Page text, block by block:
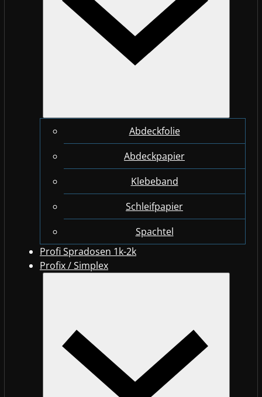
Abdeckfolie
Abdeckpapier
Klebeband
Schleifpapier
Spachtel
Profi Spradosen 1k-2k
Profix / Simplex